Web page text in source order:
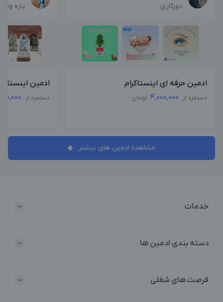
دورکاری
ادمین حرفه ای اینستاگرام
دستمزد از 4,000,000 تومان
پاره
ادمین
دستمزد از
مشاهده ادمین های بیشتر
خدمات
دسته بندی ادمین ها
فرصت های شغلی